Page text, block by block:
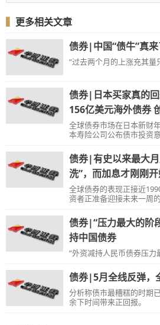
▍ 更多相关文章
债券|中国“债牛”真来
“过去两个月的上涨充其量
债券|日本买家真的
156亿美元海外债券
全球债券市场在日本新财
本寿险公司公布债市投资
债券|有史以来最大
洗”，而加息才刚刚
全球债券的表现正接近
资者正准备迎接未来一周
债券|“压力最大的阶
持中国债券
“外资减持人民币债券压力
债券|5月全线反弹，
分析称债市最糟糕的时期
余下时间带来正回报。